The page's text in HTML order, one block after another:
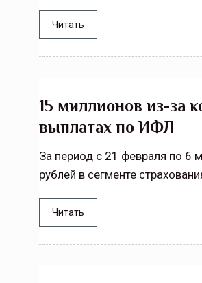
Читать
15 миллионов из-за
выплатах по ИФЛ
За период с 21 февраля по 6
рублей в сегменте
Читать